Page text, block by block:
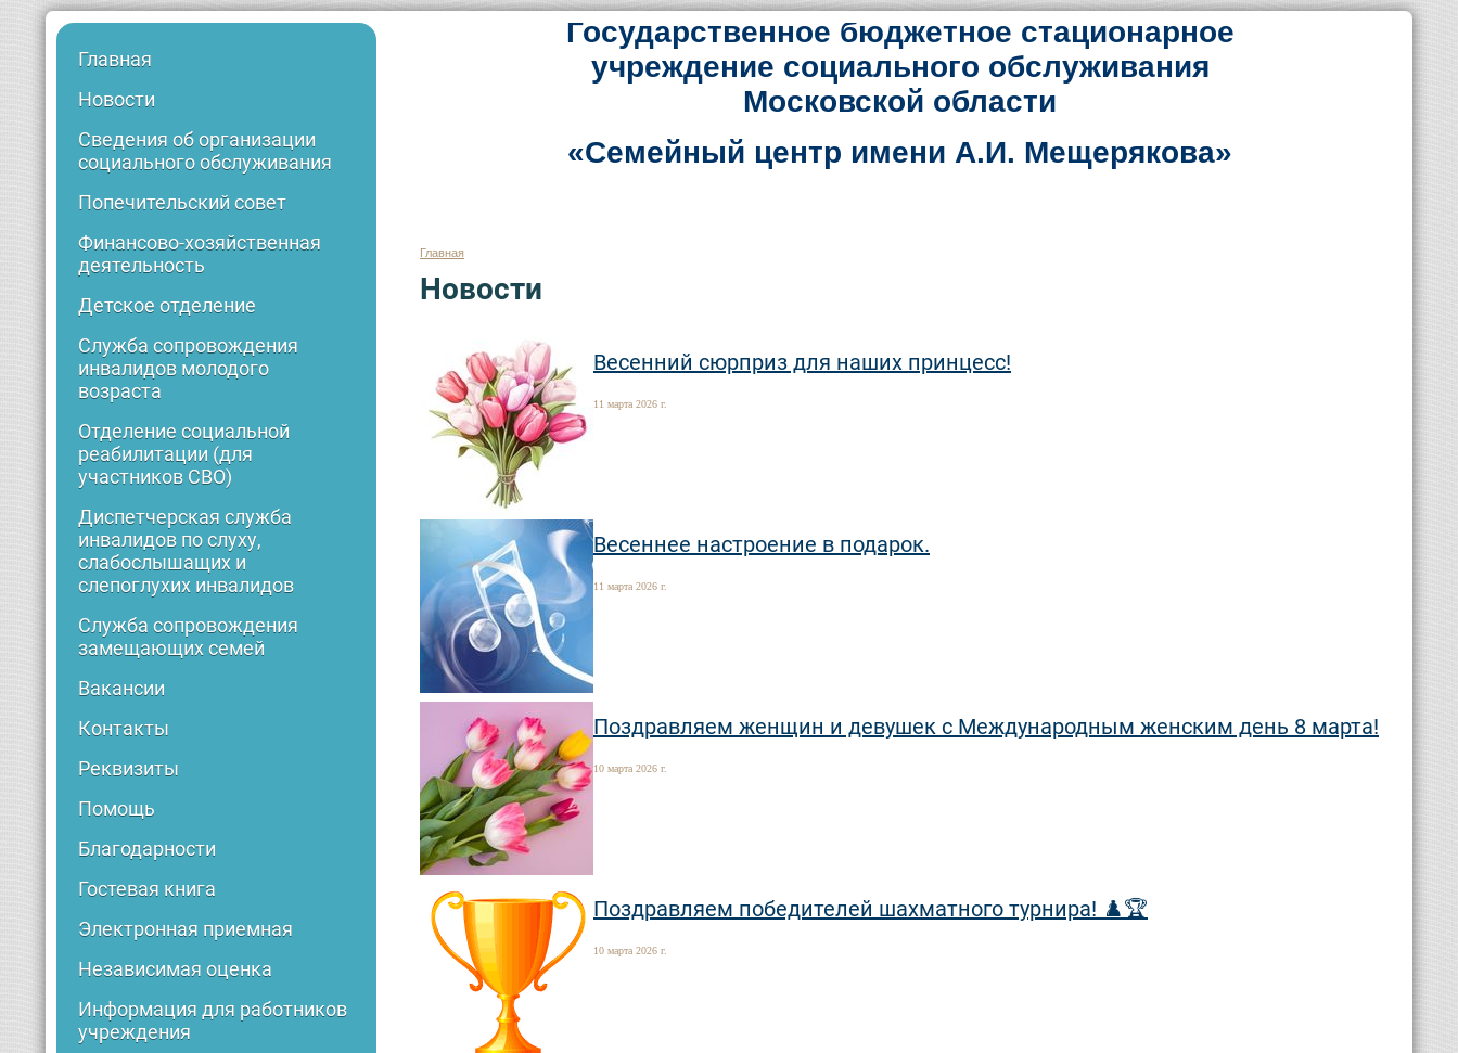
Главная
Новости
Сведения об организации
социального обслуживания
Попечительский совет
Финансово-хозяйственная
деятельность
Детское отделение
Служба сопровождения
инвалидов молодого
возраста
Отделение социальной
реабилитации (для
участников СВО)
Диспетчерская служба
инвалидов по слуху,
слабослышащих и
слепоглухих инвалидов
Служба сопровождения
замещающих семей
Вакансии
Контакты
Реквизиты
Помощь
Благодарности
Гостевая книга
Электронная приемная
Независимая оценка
Информация для работников
учреждения
Государственное бюджетное стационарное
учреждение социального обслуживания
Московской области
«Семейный центр имени А.И. Мещерякова»
Главная
Новости
Весенний сюрприз для наших принцесс!
11 марта 2026 г.
Весеннее настроение в подарок.
11 марта 2026 г.
Поздравляем женщин и девушек с Международным женским день 8 марта!
10 марта 2026 г.
Поздравляем победителей шахматного турнира! ♟️🏆
10 марта 2026 г.